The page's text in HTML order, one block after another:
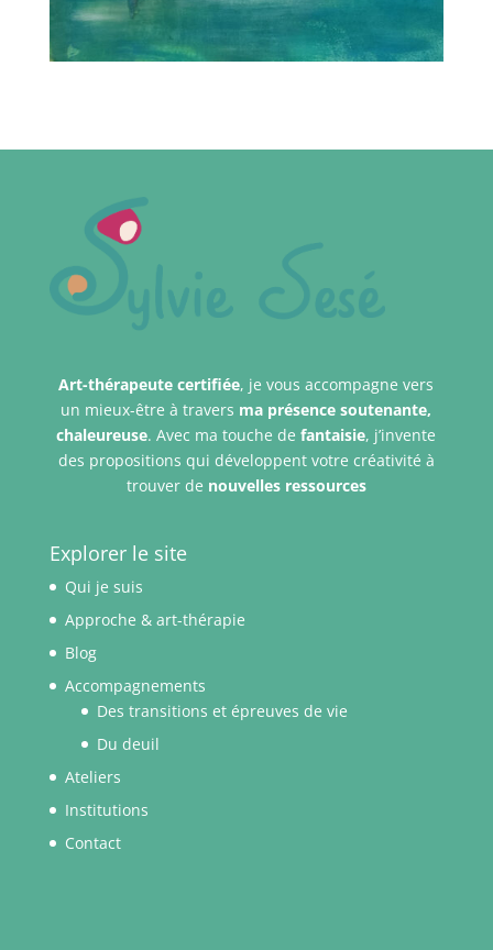
Art-thérapeute certifiée, je vous accompagne vers
un mieux-être à travers ma présence soutenante,
chaleureuse. Avec ma touche defantaisie, j’invente
des propositions qui développent votre créativité à
trouver de nouvelles ressources
Explorer le site
Qui je suis
Approche & art-thérapie
Blog
Accompagnements
Des transitions et épreuves de vie
Du deuil
Ateliers
Institutions
Contact